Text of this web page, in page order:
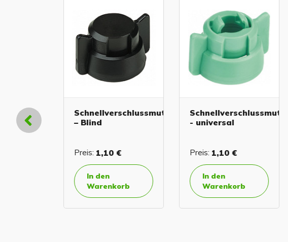
Schnellverschlussmutter
– Blind
Preis: 1,10 €
In den
Warenkorb
Schnellverschlussmutter
- universal
Preis: 1,10 €
In den
Warenkorb